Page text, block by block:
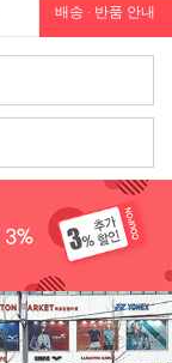
배송 · 반품 안내